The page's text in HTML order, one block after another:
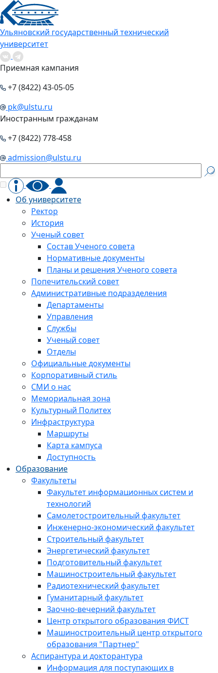
Ульяновский государственный технический
университет
Приемная кампания
+7 (8422) 43-05-05
pk@ulstu.ru
Иностранным гражданам
+7 (8422) 778-458
admission@ulstu.ru
Об университете
Ректор
История
Ученый совет
Состав Ученого совета
Нормативные документы
Планы и решения Ученого совета
Попечительский совет
Административные подразделения
Департаменты
Управления
Службы
Ученый совет
Отделы
Официальные документы
Корпоративный стиль
СМИ о нас
Мемориальная зона
Культурный Политех
Инфраструктура
Маршруты
Карта кампуса
Доступность
Образование
Факультеты
Факультет информационных систем и
технологий
Самолетостроительный факультет
Инженерно-экономический факультет
Строительный факультет
Энергетический факультет
Подготовительный факультет
Машиностроительный факультет
Радиотехнический факультет
Гуманитарный факультет
Заочно-вечерний факультет
Центр открытого образования ФИСТ
Машиностроительный центр открытого
образования "Партнер"
Аспирантура и докторантура
Информация для поступающих в